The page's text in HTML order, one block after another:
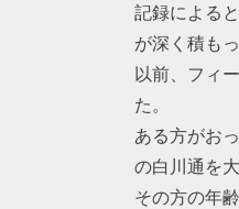
記録による
が深く積も
以前、フィ
た。
ある方がお
の白川通を
その方の年